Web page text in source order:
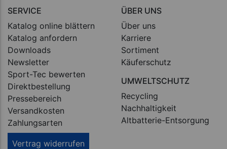
SERVICE
Katalog online blättern
Katalog anfordern
Downloads
Newsletter
Sport-Tec bewerten
Direktbestellung
Pressebereich
Versandkosten
Zahlungsarten
Vertrag widerrufen
ÜBER UNS
Über uns
Karriere
Sortiment
Käuferschutz
UMWELTSCHUTZ
Recycling
Nachhaltigkeit
Altbatterie-Entsorgung